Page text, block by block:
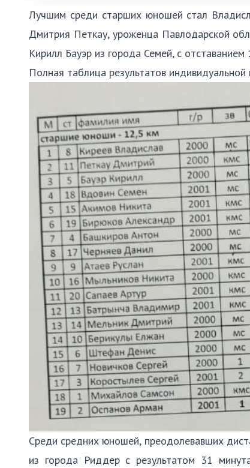
Лучшим среди старших юношей стал
Дмитрия Петкау, уроженца Павлодарской
Кирилл Бауэр из города Семей, с
Полная таблица результатов
Среди средних юношей, преодолевавших
из города Риддер с результатом 31